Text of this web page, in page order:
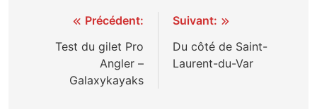
Navigation
l’article
Précédent:
Test du gilet Pro
Angler –
Galaxykayaks
Suivant:
Du côté de Saint-
Laurent-du-Var